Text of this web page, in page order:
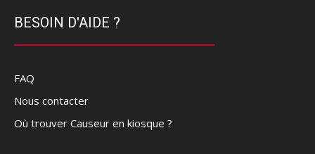
BESOIN D'AIDE ?
FAQ
Nous contacter
Où trouver Causeur en kiosque ?